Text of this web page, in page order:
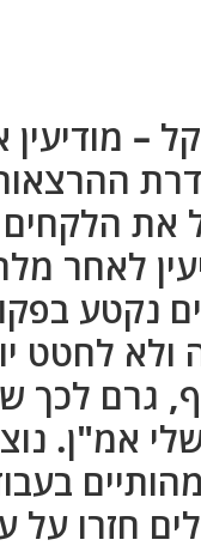
–
את
לאחר
נקטע
ולא לחטט
גרם לכך
אמ"ן.
חזרו